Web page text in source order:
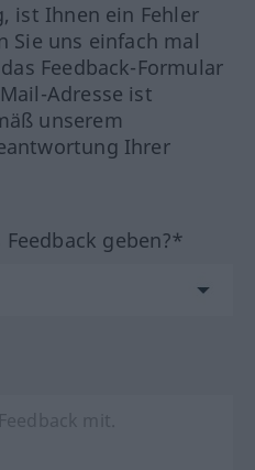
ist Ihnen ein Fehler
Sie uns einfach mal
Feedback-Formular
Adresse ist
unserem
Ihrer
geben?*